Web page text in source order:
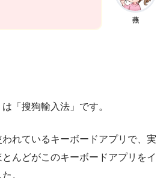
燕
「搜狗輸入法」です。
れているキーボードアプリで、実
んどがこのキーボードアプリをイ
。